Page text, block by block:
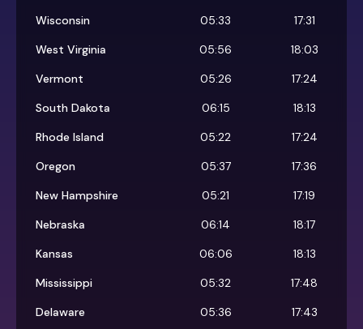
Wisconsin
05:33
17:31
West Virginia
05:56
18:03
Vermont
05:26
17:24
South Dakota
06:15
18:13
Rhode Island
05:22
17:24
Oregon
05:37
17:36
New Hampshire
05:21
17:19
Nebraska
06:14
18:17
Kansas
06:06
18:13
Mississippi
05:32
17:48
Delaware
05:36
17:43